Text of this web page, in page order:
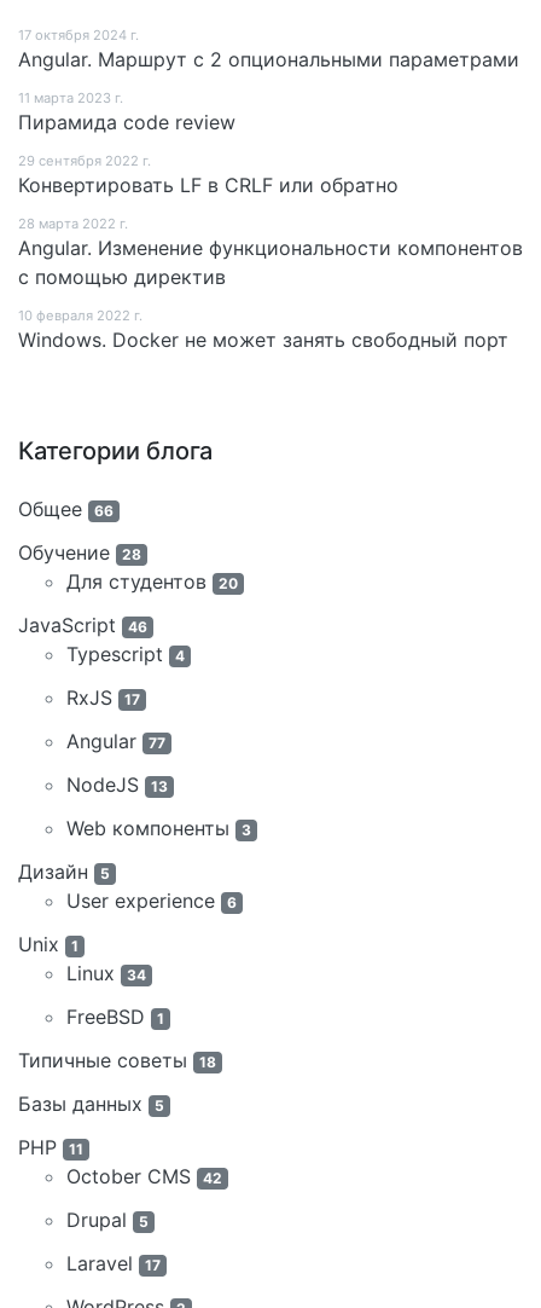
17 октября 2024 г.
Angular. Маршрут c 2 опциональными параметрами
11 мартa 2023 г.
Пирамида code review
29 сентября 2022 г.
Конвертировать LF в CRLF или обратно
28 мартa 2022 г.
Angular. Изменение функциональности компонентов
с помощью директив
10 февраля 2022 г.
Windows. Docker не может занять свободный порт
Категории блога
Общее 66
Обучение 28
Для студентов 20
JavaScript 46
Typescript 4
RxJS 17
Angular 77
NodeJS 13
Web компоненты 3
Дизайн 5
User experience 6
Unix 1
Linux 34
FreeBSD 1
Типичные советы 18
Базы данных 5
PHP 11
October CMS 42
Drupal 5
Laravel 17